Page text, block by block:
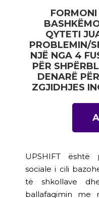
FORMONI
QYTETI
PROBLEMIN/
NJË NGA 4
PËR
DENARË
ZGJIDHJES
UPSHIFT është
sociale i cili
të shkollave
ballafaqimin me